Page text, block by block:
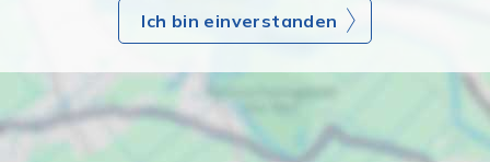
Ich bin einverstanden